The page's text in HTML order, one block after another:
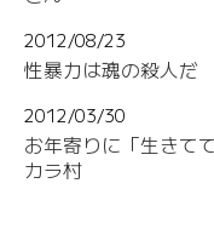
2012/08/23
性暴力は魂の殺人だ
2012/03/30
お年寄りに「生きて
カラ村